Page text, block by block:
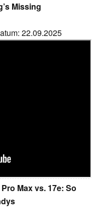
Missing
22.09.2025
Max vs. 17e: So